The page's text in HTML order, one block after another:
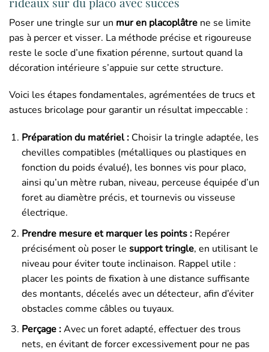
Poser une tringle sur un mur en placoplâtre ne se limite
pas à percer et visser. La méthode précise et rigoureuse
reste le socle d’une fixation pérenne, surtout quand la
décoration intérieure s’appuie sur cette structure.
Voici les étapes fondamentales, agrémentées de trucs et
astuces bricolage pour garantir un résultat impeccable :
Préparation du matériel :Choisir la tringle adaptée, les
chevilles compatibles (métalliques ou plastiques en
fonction du poids évalué), les bonnes vis pour placo,
ainsi qu’un mètre ruban, niveau, perceuse équipée d’un
foret au diamètre précis, et tournevis ou visseuse
électrique.
Prendre mesure et marquer les points :Repérer
précisément où poser le support tringle, en utilisant le
niveau pour éviter toute inclinaison. Rappel utile :
placer les points de fixation à une distance suffisante
des montants, décelés avec un détecteur, afin d’éviter
obstacles comme câbles ou tuyaux.
Perçage :Avec un foret adapté, effectuer des trous
nets, en évitant de forcer excessivement pour ne pas